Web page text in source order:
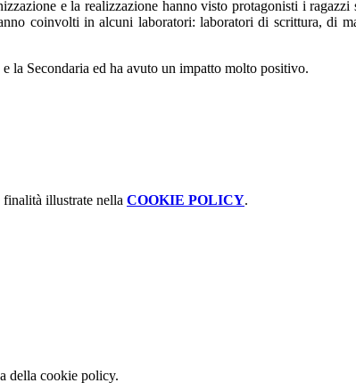
e la realizzazione hanno visto protagonisti i
coinvolti in alcuni laboratori: laboratori di scrittura, di
la Secondaria ed ha avuto un impatto molto positivo.
illustrate nella COOKIE POLICY.
della cookie policy.